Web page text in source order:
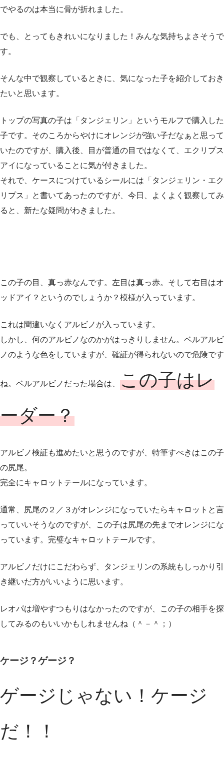
でやるのは本当に骨が折れました。
でも、とってもきれいになりました！みんな気持ちよさそうで
す。
そんな中で観察しているときに、気になった子を紹介しておき
たいと思います。
トップの写真の子は「タンジェリン」というモルフで購入した
子です。そのころからやけにオレンジが強い子だなぁと思って
いたのですが、購入後、目が普通の目ではなくて、エクリプス
アイになっていることに気が付きました。
それで、ケースにつけているシールには「タンジェリン・エク
リプス」と書いてあったのですが、今日、よくよく観察してみ
ると、新たな疑問がわきました。
この子の目、真っ赤なんです。左目は真っ赤。そして右目はオ
ッドアイ？というのでしょうか？模様が入っています。
これは間違いなくアルビノが入っています。
しかし、何のアルビノなのかがはっきりしません。ベルアルビ
ノのような色をしていますが、確証が得られないので危険です
ね。ベルアルビノだった場合は、 この子はレ
ーダー？
アルビノ検証も進めたいと思うのですが、特筆すべきはこの子
の尻尾。
完全にキャロットテールになっています。
通常、尻尾の２／３がオレンジになっていたらキャロットと言
っていいそうなのですが、この子は尻尾の先までオレンジにな
っています。完璧なキャロットテールです。
アルビノだけにこだわらず、タンジェリンの系統もしっかり引
き継いだ方がいいように思います。
レオパは増やすつもりはなかったのですが、この子の相手を探
してみるのもいいかもしれませんね（＾－＾；）
ケージ？ゲージ？
ゲージじゃない！ケージ
だ！！